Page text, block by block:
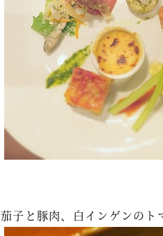
茄子と豚肉、白インゲンのト